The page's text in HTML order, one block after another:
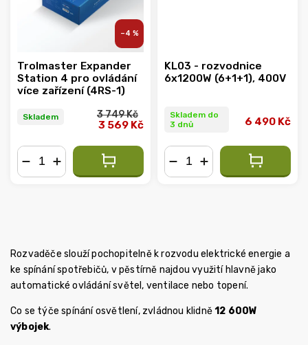
–4 %
Trolmaster Expander
Station 4 pro ovládání
více zařízení (4RS-1)
Skladem 3 749 Kč
3 569 Kč
KL03 - rozvodnice
6x1200W (6+1+1), 400V
Skladem do
3 dnů
6 490 Kč
Rozvaděče slouží pochopitelně k rozvodu elektrické energie a
ke spínání spotřebičů, v pěstírně najdou využití hlavně jako
automatické ovládání světel, ventilace nebo topení.
Co se týče spínání osvětlení, zvládnou klidně12 600W
výbojek.